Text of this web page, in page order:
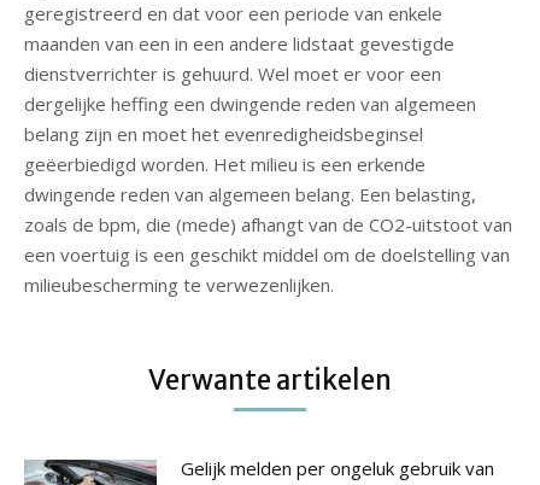
geregistreerd en dat voor een periode van enkele
maanden van een in een andere lidstaat gevestigde
dienstverrichter is gehuurd. Wel moet er voor een
dergelijke heffing een dwingende reden van algemeen
belang zijn en moet het evenredigheidsbeginsel
geëerbiedigd worden. Het milieu is een erkende
dwingende reden van algemeen belang. Een belasting,
zoals de bpm, die (mede) afhangt van de CO2-uitstoot van
een voertuig is een geschikt middel om de doelstelling van
milieubescherming te verwezenlijken.
Verwante artikelen
Gelijk melden per ongeluk gebruik van